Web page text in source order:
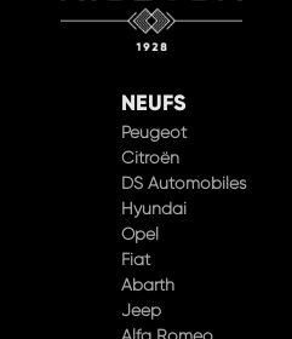
Peugeot
Citroën
DS Automobiles
Hyundai
Opel
Fiat
Abarth
Jeep
Alfa Romeo